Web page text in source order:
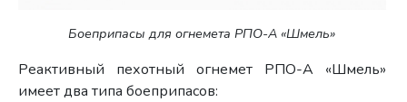
Боеприпасы для огнемета РПО-А «Шмель»
Реактивный пехотный огнемет РПО-А «Шмель»
имеет два типа боеприпасов: